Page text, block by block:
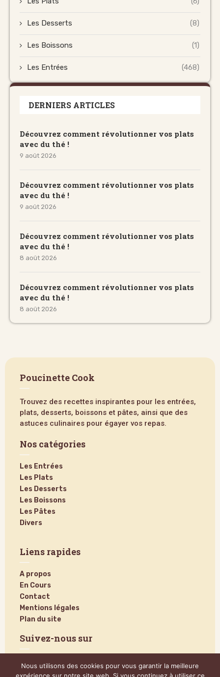
Les Desserts (8)
Les Boissons (1)
Les Entrées (468)
DERNIERS ARTICLES
Découvrez comment révolutionner vos plats
avec du thé !
9 août 2026
Découvrez comment révolutionner vos plats
avec du thé !
9 août 2026
Découvrez comment révolutionner vos plats
avec du thé !
8 août 2026
Découvrez comment révolutionner vos plats
avec du thé !
8 août 2026
Poucinette Cook
Trouvez des recettes inspirantes pour les entrées,
plats, desserts, boissons et pâtes, ainsi que des
astuces culinaires pour égayer vos repas.
Nos catégories
Les Entrées
Les Plats
Les Desserts
Les Boissons
Les Pâtes
Divers
Liens rapides
A propos
En Cours
Contact
Mentions légales
Plan du site
Suivez-nous sur
Nous utilisons des cookies pour vous garantir la meilleure